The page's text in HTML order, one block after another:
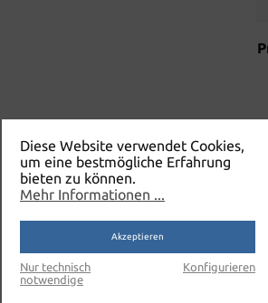
Diese Website verwendet Cookies,
um eine bestmögliche Erfahrung
bieten zu können.
Mehr Informationen ...
Akzeptieren
Nur technisch
notwendige
Konfigurieren